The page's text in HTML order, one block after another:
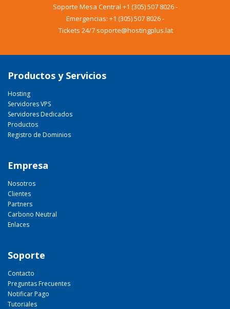
Soporte Mesa Central +1 (305) 507 8026-
Emergencias: +1 (305) 507 8026-
Tickets 24/7 soporte@hostingplus.lat
Productos y Servicios
Hosting
Servidores VPS
Servidores Dedicados
Productos
Registro de Dominios
Empresa
Nosotros
Clientes
Partners
Carbono Neutral
Enlaces
Soporte
Contacto
Preguntas Frecuentes
Notificar Pago
Tutoriales